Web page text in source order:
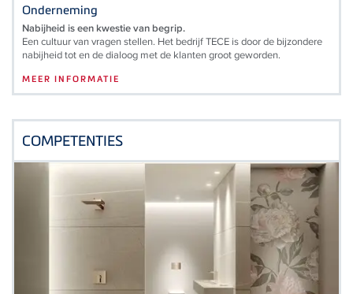
Onderneming
Nabijheid is een kwestie van begrip.
Een cultuur van vragen stellen. Het bedrijf TECE is door de bijzondere
nabijheid tot en de dialoog met de klanten groot geworden.
MEER INFORMATIE
COMPETENTIES